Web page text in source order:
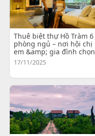
Thuê biệt thự Hồ Tràm 6
phòng ngủ – nơi hội chị
em &amp; gia đình chọn
17/11/2025